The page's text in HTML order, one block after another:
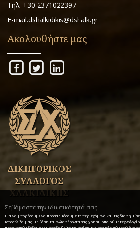
Τηλ: +30 2371022397
E-mail:dshalkidikis@dshalk.gr
Ακολουθήστε μας
ΔΙΚΗΓΟΡΙΚΟΣ
ΣΥΛΛΟΓΟΣ
ΧΑΛΚΙΔΙΚΗΣ
Σεβόμαστε την ιδιωτικότητά σας
Για να μπορέσουμε να προσαρμόσουμε το περιεχόμενο και τις
ιστοσελίδα μας με βάση τα ενδιαφέροντά σας χρησιμοποιούμε